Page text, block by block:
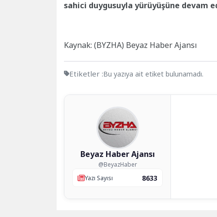
sahici duygusuyla yürüyüşüne devam
Kaynak: (BYZHA) Beyaz Haber Ajansı
Etiketler :Bu yazıya ait etiket bulunamadı.
Beyaz Haber Ajansı
@BeyazHaber
Yazı Sayısı
8633